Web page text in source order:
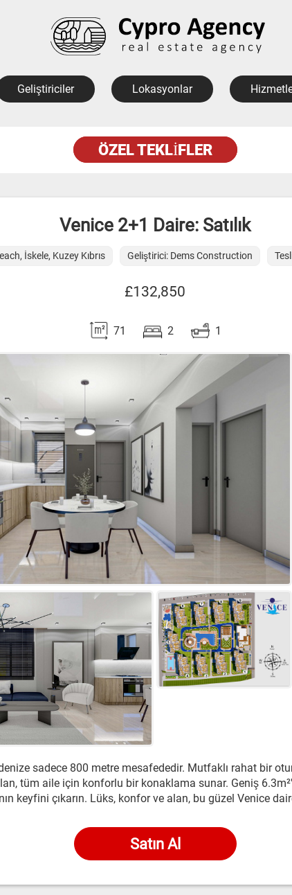
Geliştiriciler Lokasyonlar
ÖZEL TEKLIFLER
Venice 2+1 Daire: Satılık
İskele, Kuzey Kıbrıs Geliştirici: Dems Construction
£132,850
71 2 1
sadece 800 metre mesafededir. Mutfaklı rahat bir
tüm aile için konforlu bir konaklama sunar. Geniş
keyfini çıkarın. Lüks, konfor ve alan, bu güzel Venice
Satın Al